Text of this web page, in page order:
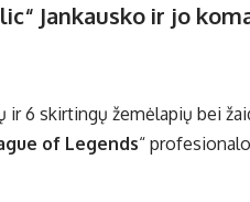
Jankausko ir jo
ir 6 skirtingų žemėlapių bei
of Legends“